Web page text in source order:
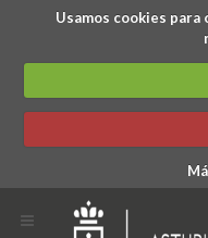
Usamos cookies